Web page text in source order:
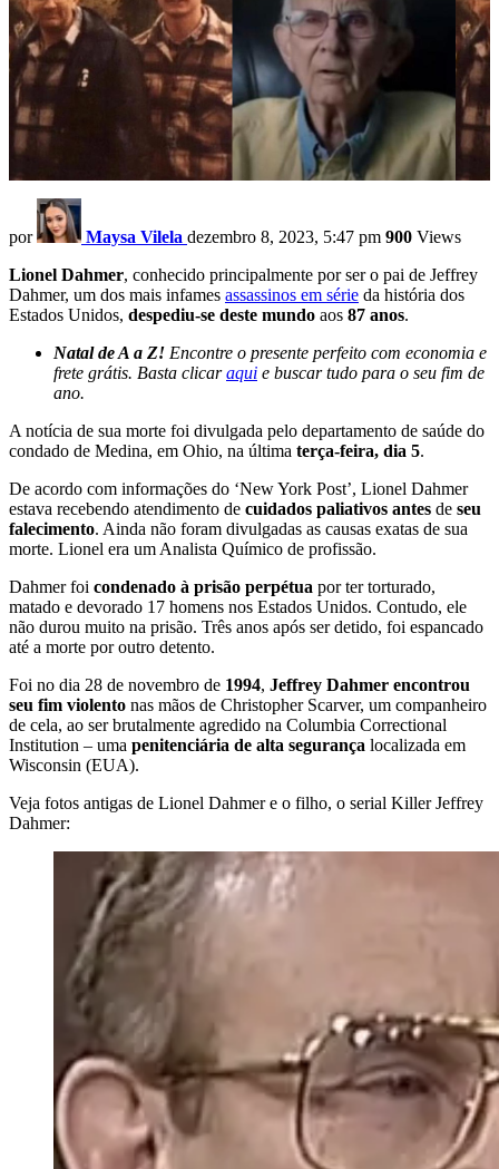
por Maysa Vilela dezembro 8, 2023, 5:47 pm 900 Views
Lionel Dahmer, conhecido principalmente por ser o pai de Jeffrey
Dahmer, um dos mais infames assassinos em série da história dos
Estados Unidos, despediu-se deste mundo aos 87 anos.
Natal de A a Z! Encontre o presente perfeito com economia e
frete grátis. Basta clicaraqui e buscar tudo para o seu fim de
ano.
A notícia de sua morte foi divulgada pelo departamento de saúde do
condado de Medina, em Ohio, na última terça-feira, dia 5.
De acordo com informações do ‘New York Post’, Lionel Dahmer
estava recebendo atendimento de cuidados paliativos antes de seu
falecimento. Ainda não foram divulgadas as causas exatas de sua
morte. Lionel era um Analista Químico de profissão.
Dahmer foi condenado à prisão perpétua por ter torturado,
matado e devorado 17 homens nos Estados Unidos. Contudo, ele
não durou muito na prisão. Três anos após ser detido, foi espancado
até a morte por outro detento.
Foi no dia 28 de novembro de 1994, Jeffrey Dahmer encontrou
seu fim violento nas mãos de Christopher Scarver, um companheiro
de cela, ao ser brutalmente agredido na Columbia Correctional
Institution – uma penitenciária de alta segurança localizada em
Wisconsin (EUA).
Veja fotos antigas de Lionel Dahmer e o filho, o serial Killer Jeffrey
Dahmer: